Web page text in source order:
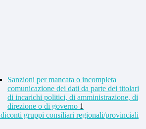
Sanzioni per mancata o incompleta
comunicazione dei dati da parte dei titolari
di incarichi politici, di amministrazione, di
direzione o di governo 1
gruppi consiliari regionali/provinciali